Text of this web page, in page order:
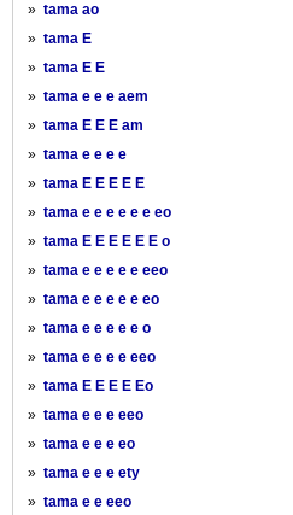
» tama ao
» tama E
» tama E E
» tama e e e aem
» tama E E E am
» tama e e e e
» tama E E E E E
» tama e e e e e e eo
» tama E E E E E E o
» tama e e e e e eeo
» tama e e e e e eo
» tama e e e e e o
» tama e e e e eeo
» tama E E E E Eo
» tama e e e eeo
» tama e e e eo
» tama e e e ety
» tama e e eeo